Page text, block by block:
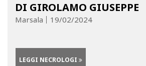
DI GIROLAMO GIUSEPPE
Marsala 19/02/2024
LEGGI NECROLOGI